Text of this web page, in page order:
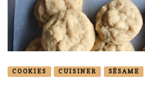
COOKIES CUISINER SÉSAME